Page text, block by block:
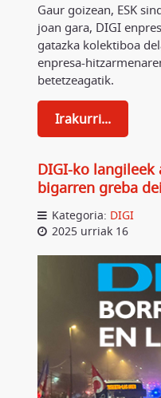
Gaur goizean, ESK
joan gara, DIGI
gatazka kolektiboa
enpresa-
betetzeagatik.
Irakurri...
DIGI-ko
bigarren greba
Kategoria: DIGI
2025 urriak 16